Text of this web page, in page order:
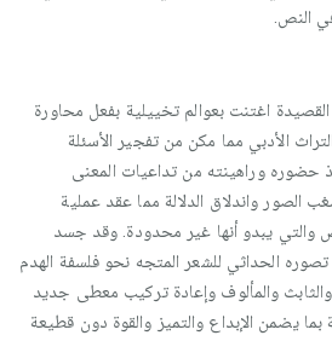
النص.
اغتنت بعوالم تخييلية بفعل محاورة
الأدبي مما مكن من تفجير الأسئلة
حضوره وراهينته من تداعيات المعنى
الصور واندلاق الدلالة مما عقد عملية
والتي يبدو أنها غير محدودة. وقد جسد
الحداثي للشعر المتجه نحو فلسفة الهدم
والثابث والمألوف وإعادة تركيب معطى جديد
بما يضمن الإبداع والتميز والقوة دون قطيعة